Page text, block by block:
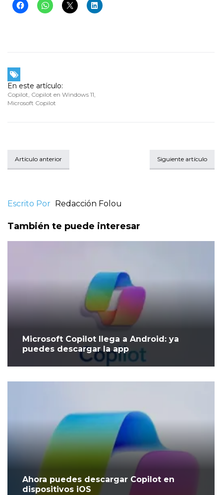
En este artículo:
Copilot, Copilot en Windows 11,
Microsoft Copilot
Artículo anterior Siguiente artículo
Escrito Por Redacción Folou
También te puede interesar
Microsoft Copilot llega a Android: ya
puedes descargar la app
Ahora puedes descargar Copilot en
dispositivos iOS